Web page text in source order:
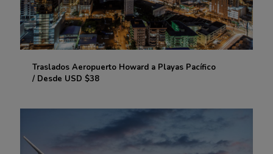
Traslados Aeropuerto Howard a Playas Pacífico
Traslados Aeropuerto Howard a Playas Pacífico
/ Desde USD $38